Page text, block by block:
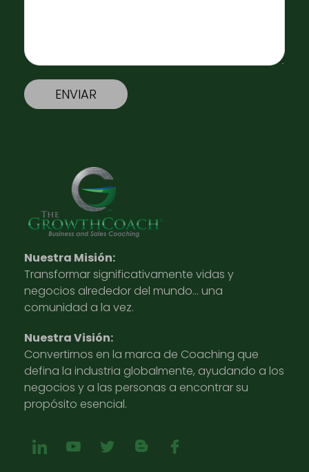
Nuestra Misión:
Transformar significativamente vidas y
negocios alrededor del mundo… una
comunidad a la vez.
Nuestra Visión:
Convertirnos en la marca de Coaching que
defina la industria globalmente, ayudando a los
negocios y a las personas a encontrar su
propósito esencial.